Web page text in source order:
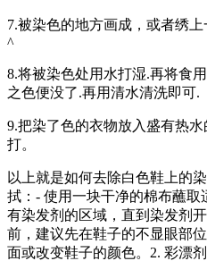
7.被染色的地方画成，或者绣
^
8.将被染色处用水打湿.再将食
之色便没了.再用清水清洗即可.
9.把染了色的衣物放入盛有热
打。
以上就是如何去除白色鞋上的
拭：- 使用一块干净的棉布蘸取
有染发剂的区域，直到染发剂
前，建议先在鞋子的不显眼部
面或改变鞋子的颜色。2. 彩漂